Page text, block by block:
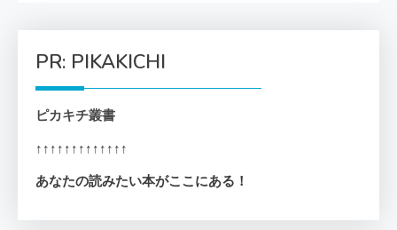
PR: PIKAKICHI
ピカキチ叢書
↑↑↑↑↑↑↑↑↑↑↑↑↑
あなたの読みたい本がここにある！